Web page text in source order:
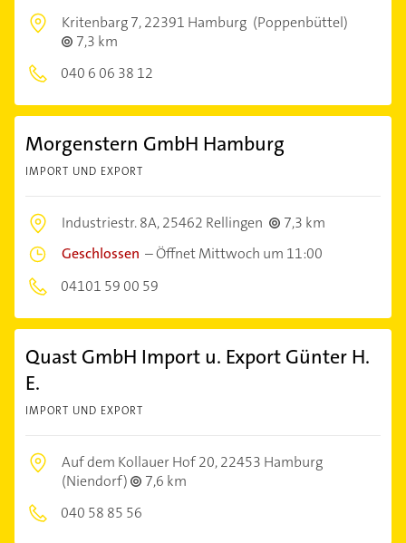
Kritenbarg 7,22391 Hamburg (Poppenbüttel)
7,3 km
040 6 06 38 12
Morgenstern GmbH Hamburg
IMPORT UND EXPORT
Industriestr. 8A,25462 Rellingen
7,3 km
Geschlossen –Öffnet Mittwoch um 11:00
04101 59 00 59
Quast GmbH Import u. Export Günter H.
E.
IMPORT UND EXPORT
Auf dem Kollauer Hof 20,22453 Hamburg
(Niendorf)
7,6 km
040 58 85 56